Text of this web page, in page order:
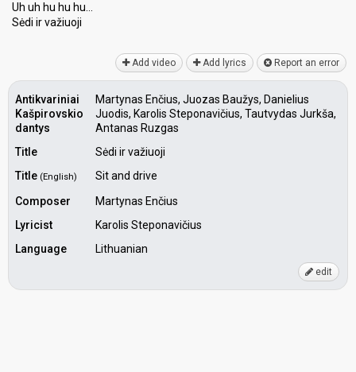
Uh uh hu hu hu…
Sėdi ir vаžiuoji
Add video Add lyrics Report an error
Antikvariniai
Kašpirovskio
dantys
Martynas Enčius, Juozas Baužys, Danielius
Juodis, Karolis Steponavičius, Tautvydas Jurkša,
Antanas Ruzgas
Title
Sėdi ir važiuoji
Title (English)
Sit and drive
Composer
Martynas Enčius
Lyricist
Karolis Steponavičius
Language
Lithuanian
edit